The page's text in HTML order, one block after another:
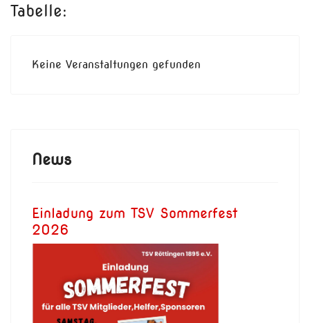
Tabelle:
Keine Veranstaltungen gefunden
News
Einladung zum TSV Sommerfest
2026